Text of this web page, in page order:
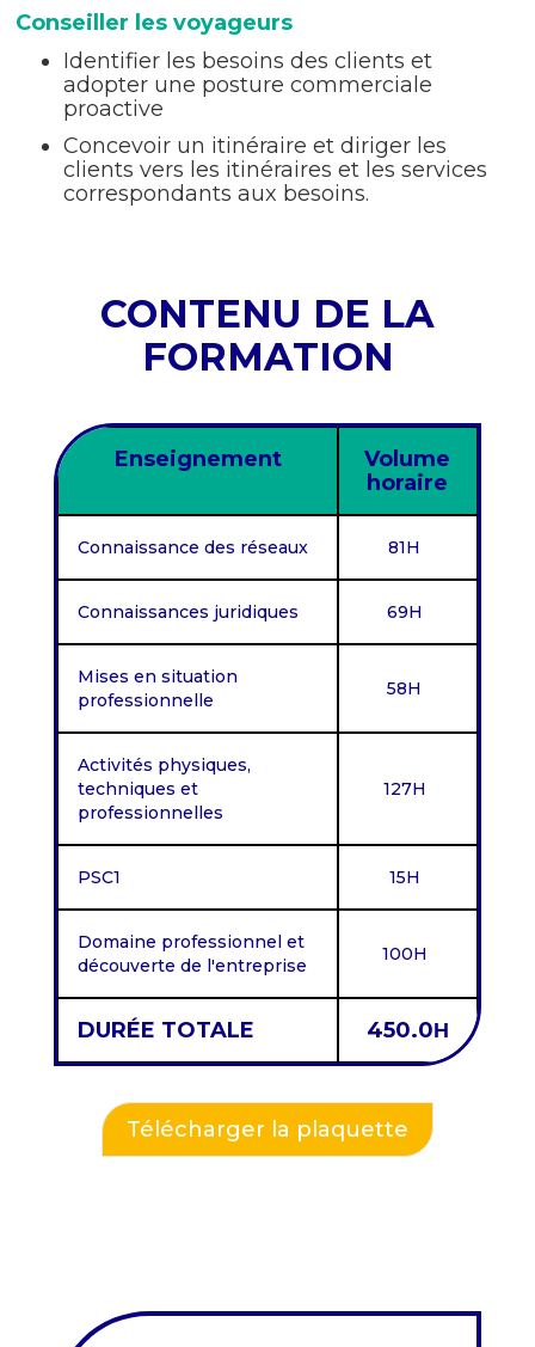
Conseiller les voyageurs
Identifier les besoins des clients et
adopter une posture commerciale
proactive
Concevoir un itinéraire et diriger les
clients vers les itinéraires et les services
correspondants aux besoins.
CONTENU DE LA
FORMATION
Enseignement
Volume
horaire
Connaissance des réseaux 81H
Connaissances juridiques 69H
Mises en situation
professionnelle
58H
Activités physiques,
techniques et
professionnelles
127H
PSC1 15H
Domaine professionnel et
découverte de l'entreprise
100H
DURÉE TOTALE 450.0H
Télécharger la plaquette